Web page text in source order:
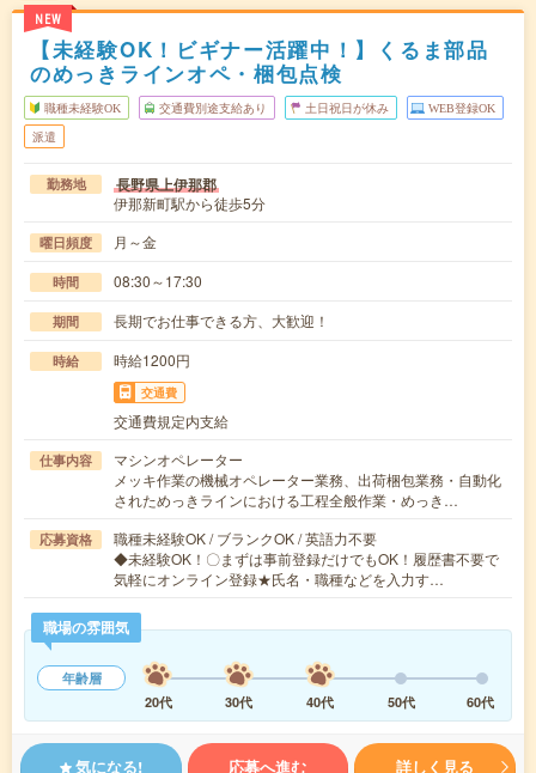
NEW
【未経験OK！ビギナー活躍中！】くるま部品
のめっきラインオペ・梱包点検
職種未経験OK 交通費別途支給あり 土日祝日が休み WEB登録OK
派遣
勤務地 長野県上伊那郡
伊那新町駅から徒歩5分
曜日頻度 月～金
時間 08:30～17:30
期間 長期でお仕事できる方、大歓迎！
時給 時給1200円
交通費
交通費規定内支給
仕事内容
マシンオペレーター
メッキ作業の機械オペレーター業務、出荷梱包業務・自動化
されためっきラインにおける工程全般作業・めっき…
応募資格
職種未経験OK / ブランクOK / 英語力不要
◆未経験OK！〇まずは事前登録だけでもOK！履歴書不要で
気軽にオンライン登録★氏名・職種などを入力す…
職場の雰囲気
年齢層
20代
30代 40代 50代 60代
気になる! 応募へ進む 詳しく見る